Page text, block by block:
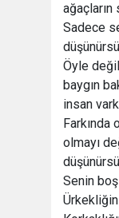
ağaçların
Sadece
Öyle
baygın
insan
Farkında
olmayı
Senin boş
Ürkekliğin